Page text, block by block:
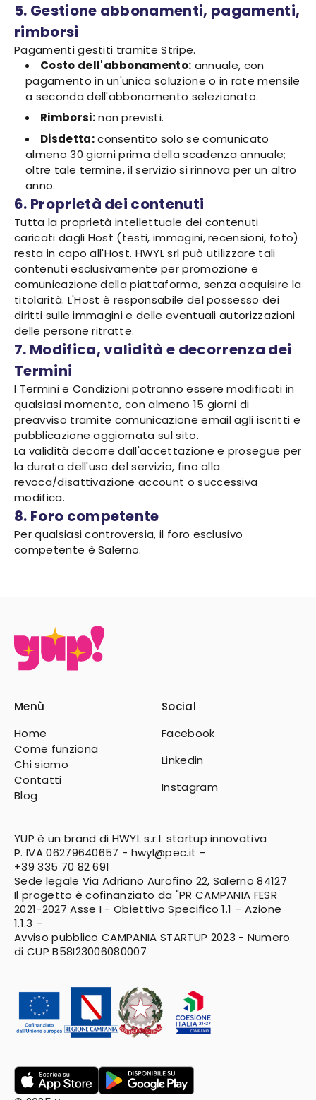
5. Gestione abbonamenti, pagamenti,
rimborsi
Pagamenti gestiti tramite Stripe.
Costo dell'abbonamento: annuale, con
pagamento in un'unica soluzione o in rate mensile
a seconda dell'abbonamento selezionato.
Rimborsi:non previsti.
Disdetta:consentito solo se comunicato
almeno 30 giorni prima della scadenza annuale;
oltre tale termine, il servizio si rinnova per un altro
anno.
6. Proprietà dei contenuti
Tutta la proprietà intellettuale dei contenuti
caricati dagli Host (testi, immagini, recensioni, foto)
resta in capo all'Host. HWYL srl può utilizzare tali
contenuti esclusivamente per promozione e
comunicazione della piattaforma, senza acquisire la
titolarità. L'Host è responsabile del possesso dei
diritti sulle immagini e delle eventuali autorizzazioni
delle persone ritratte.
7. Modifica, validità e decorrenza dei
Termini
I Termini e Condizioni potranno essere modificati in
qualsiasi momento, con almeno 15 giorni di
preavviso tramite comunicazione email agli iscritti e
pubblicazione aggiornata sul sito.
La validità decorre dall'accettazione e prosegue per
la durata dell'uso del servizio, fino alla
revoca/disattivazione account o successiva
modifica.
8. Foro competente
Per qualsiasi controversia, il foro esclusivo
competente è Salerno.
Menù
Home
Come funziona
Chi siamo
Contatti
Blog
Social
Facebook
Linkedin
Instagram
YUP è un brand di HWYL s.r.l. startup innovativa
P. IVA 06279640657 - hwyl@pec.it -
+39 335 70 82 691
Sede legale Via Adriano Aurofino 22, Salerno 84127
Il progetto è cofinanziato da "PR CAMPANIA FESR
2021-2027 Asse I - Obiettivo Specifico 1.1 – Azione
1.1.3 –
Avviso pubblico CAMPANIA STARTUP 2023 - Numero
di CUP B58I23006080007